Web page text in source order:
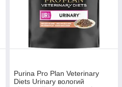
Purina Pro Plan Veterinary
Diets Urinary вологий